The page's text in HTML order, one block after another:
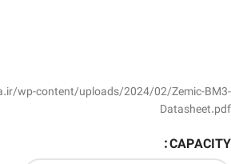
wp-content/uploads/2024/02/Zemic-BM3-
Datasheet.pdf
CAPACITY